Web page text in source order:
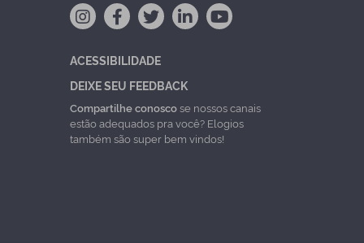
ACESSIBILIDADE
DEIXE SEU FEEDBACK
Compartilhe conoscose nossos canais
estão adequados pra você? Elogios
também são super bem vindos!